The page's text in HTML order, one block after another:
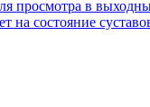
просмотра в
на состояние